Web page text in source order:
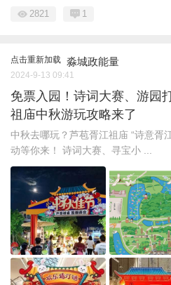
2821 1
点击重新加载 淼城政能量
2024-9-13 09:41
免票入园！诗词大赛、游园
祖庙中秋游玩攻略来了
中秋去哪玩？芦苞胥江祖庙 “诗意
动等你来！ 诗词大赛、寻宝小 ...